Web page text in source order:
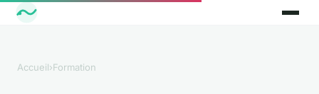
Accueil›Formation